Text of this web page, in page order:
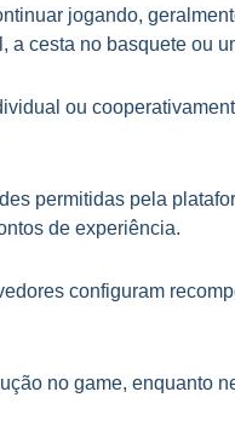
jogando,
a cesta no basquete ou
ou
permitidas pela
de experiência.
configuram
no game, enquanto